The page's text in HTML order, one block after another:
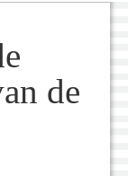
de